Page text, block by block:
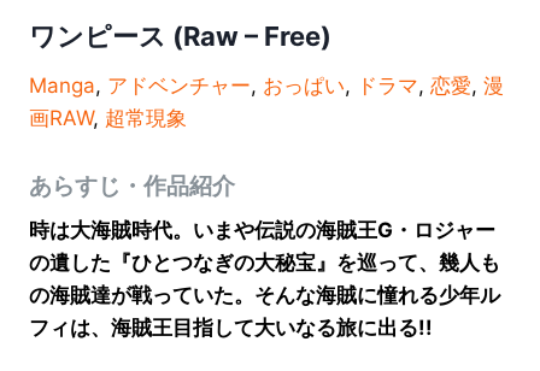
ワンピース (Raw – Free)
Manga, アドベンチャー, おっぱい, ドラマ, 恋愛, 漫
画RAW, 超常現象
あらすじ・作品紹介
時は大海賊時代。いまや伝説の海賊王G・ロジャー
の遺した『ひとつなぎの大秘宝』を巡って、幾人も
の海賊達が戦っていた。そんな海賊に憧れる少年ル
フィは、海賊王目指して大いなる旅に出る!!